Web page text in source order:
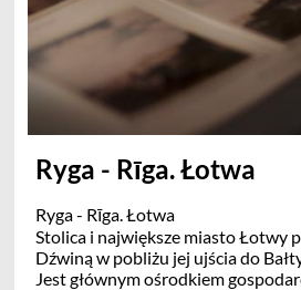
Ryga - Rīga. Łotwa
Ryga - Rīga. Łotwa
Stolica i największe miasto Łotwy
Dźwiną w pobliżu jej ujścia do
Jest głównym ośrodkiem